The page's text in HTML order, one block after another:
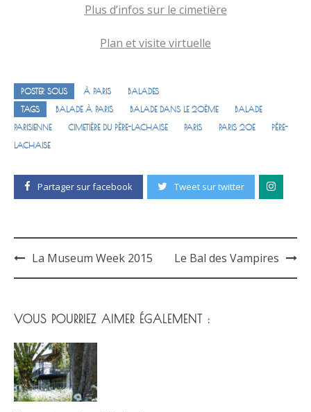
Plus d’infos sur le cimetière
Plan et visite virtuelle
POSTER SOUS À PARIS
BALADES
TAGS
BALADE À PARIS BALADE DANS LE 20ÈME
BALADE
PARISIENNE
CIMETIÈRE DU PÈRE-LACHAISE PARIS PARIS 20E
PÈRE-
LACHAISE
Partager sur facebook Tweet sur twitter
Post
La Museum Week 2015 Le Bal des Vampires
VOUS POURRIEZ AIMER ÉGALEMENT :